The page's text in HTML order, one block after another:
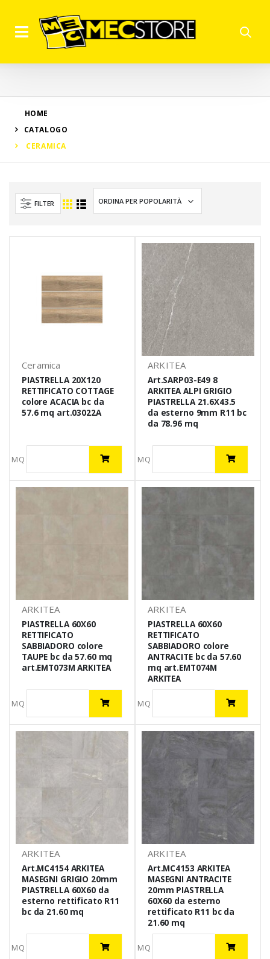
HOME
CATALOGO
CERAMICA
FILTER
Ceramica
PIASTRELLA 20X120
RETTIFICATO COTTAGE
colore ACACIA bc da
57.6 mq art.03022A
MQ
ARKITEA
Art.SARP03-E49 8
ARKITEA ALPI GRIGIO
PIASTRELLA 21.6X43.5
da esterno 9mm R11 bc
da 78.96 mq
MQ
ARKITEA
PIASTRELLA 60X60
RETTIFICATO
SABBIADORO colore
TAUPE bc da 57.60 mq
art.EMT073M ARKITEA
MQ
ARKITEA
PIASTRELLA 60X60
RETTIFICATO
SABBIADORO colore
ANTRACITE bc da 57.60
mq art.EMT074M
ARKITEA
MQ
ARKITEA
Art.MC4154 ARKITEA
MASEGNI GRIGIO 20mm
PIASTRELLA 60X60 da
esterno rettificato R11
bc da 21.60 mq
MQ
ARKITEA
Art.MC4153 ARKITEA
MASEGNI ANTRACITE
20mm PIASTRELLA
60X60 da esterno
rettificato R11 bc da
21.60 mq
MQ